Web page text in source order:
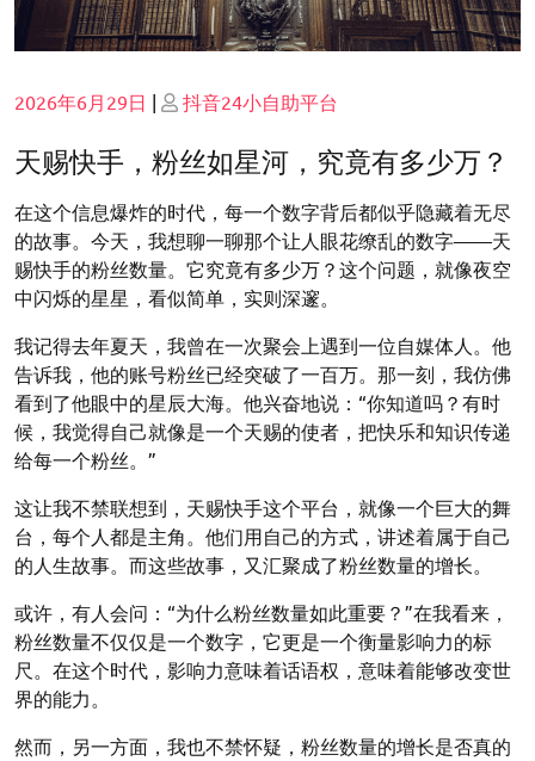
Posted
2026年6月29日 | Posted
抖音24小自助平台
天赐快手，粉丝如星河，究竟有多少万？
在这个信息爆炸的时代，每一个数字背后都似乎隐藏着无尽
的故事。今天，我想聊一聊那个让人眼花缭乱的数字——天
赐快手的粉丝数量。它究竟有多少万？这个问题，就像夜空
中闪烁的星星，看似简单，实则深邃。
我记得去年夏天，我曾在一次聚会上遇到一位自媒体人。他
告诉我，他的账号粉丝已经突破了一百万。那一刻，我仿佛
看到了他眼中的星辰大海。他兴奋地说：“你知道吗？有时
候，我觉得自己就像是一个天赐的使者，把快乐和知识传递
给每一个粉丝。”
这让我不禁联想到，天赐快手这个平台，就像一个巨大的舞
台，每个人都是主角。他们用自己的方式，讲述着属于自己
的人生故事。而这些故事，又汇聚成了粉丝数量的增长。
或许，有人会问：“为什么粉丝数量如此重要？”在我看来，
粉丝数量不仅仅是一个数字，它更是一个衡量影响力的标
尺。在这个时代，影响力意味着话语权，意味着能够改变世
界的能力。
然而，另一方面，我也不禁怀疑，粉丝数量的增长是否真的